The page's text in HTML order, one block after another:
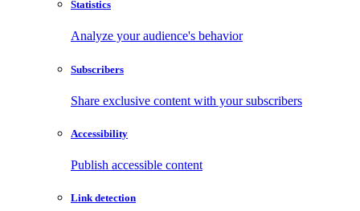
Statistics
Analyze your audience's behavior
Subscribers
Share exclusive content with your subscribers
Accessibility
Publish accessible content
Link detection